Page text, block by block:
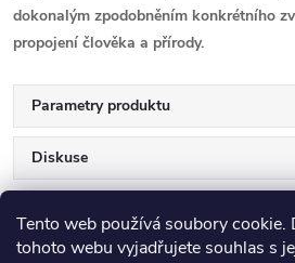
Tento web používá soubory cookie.
tohoto webu vyjadřujete souhlas s
dokonalým zpodobněním konkrétního
propojení člověka a přírody.
Parametry produktu
Diskuse